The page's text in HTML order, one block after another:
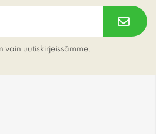
vain uutiskirjeissämme.